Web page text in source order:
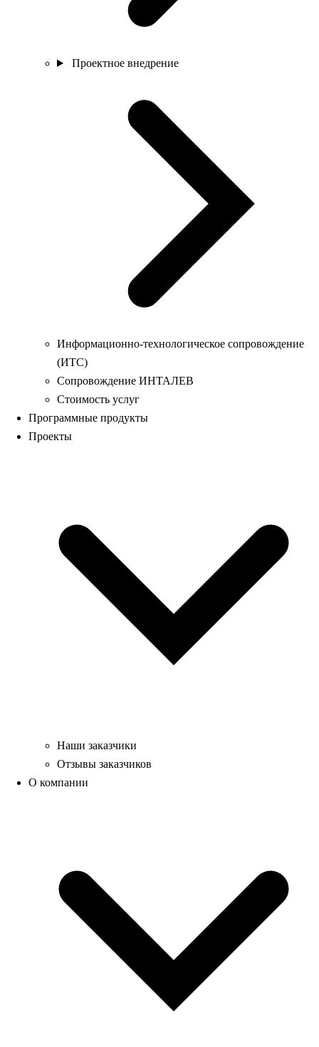
Проектное внедрение
Информационно-технологическое сопровождение
(ИТС)
Сопровождение ИНТАЛЕВ
Стоимость услуг
Программные продукты
Проекты
Наши заказчики
Отзывы заказчиков
О компании